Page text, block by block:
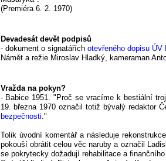
(Premiéra 6. 2. 1970)
Devadesát devět podpisů
- dokument o signatářích otevřeného dopisu ÚV
Námět a režie Miroslav Hladký, kameraman
Vražda na pokyn?
- Babice 1951. "Proč se vracíme k bestiální
19. března 1970 označil totiž bývalý redaktor
bezpečnosti."
Tolik úvodní komentář a následuje
pokouší obrátit celou věc naruby a označil
se pokrytecky dožadují rehabilitace a